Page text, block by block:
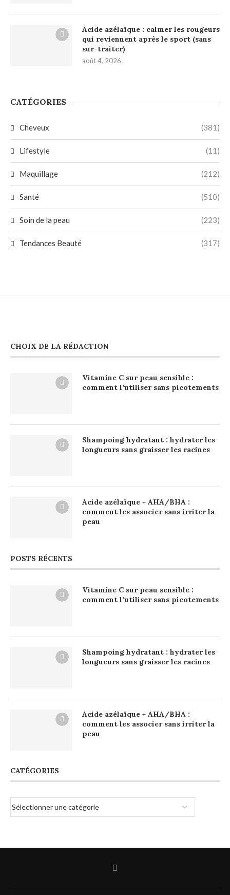
Acide azélaïque : calmer les rougeurs
qui reviennent après le sport (sans
sur-traiter)
août 4, 2026
CATÉGORIES
Cheveux (381)
Lifestyle (11)
Maquillage (212)
Santé (510)
Soin de la peau (223)
Tendances Beauté (317)
CHOIX DE LA RÉDACTION
Vitamine C sur peau sensible :
comment l’utiliser sans picotements
Shampoing hydratant : hydrater les
longueurs sans graisser les racines
Acide azélaïque + AHA/BHA :
comment les associer sans irriter la
peau
POSTS RÉCENTS
Vitamine C sur peau sensible :
comment l’utiliser sans picotements
Shampoing hydratant : hydrater les
longueurs sans graisser les racines
Acide azélaïque + AHA/BHA :
comment les associer sans irriter la
peau
CATÉGORIES